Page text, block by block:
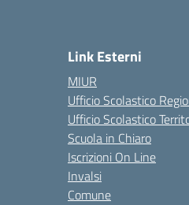
Link Esterni
MIUR
Ufficio Scolastico
Ufficio Scolastico
Scuola in Chiaro
Iscrizioni On Line
Invalsi
Comune